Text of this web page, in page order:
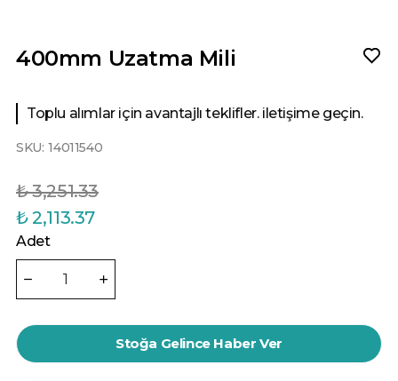
400mm Uzatma Mili
Toplu alımlar için avantajlı teklifler. iletişime geçin.
SKU: 14011540
₺ 3,251.33
₺ 2,113.37
Adet
Stoğa Gelince Haber Ver